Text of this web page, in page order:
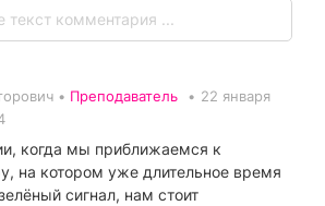
• Преподаватель • 22 января
когда мы приближаемся к
на котором уже длительное время
сигнал, нам стоит